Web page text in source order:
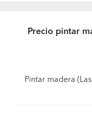
Precio pintar
Pintar madera